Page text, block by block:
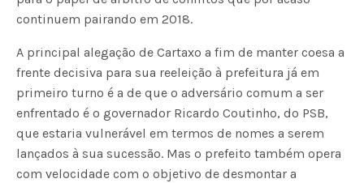
continuem pairando em 2018.
A principal alegação de Cartaxo a fim de manter coesa a
frente decisiva para sua reeleição à prefeitura já em
primeiro turno é a de que o adversário comum a ser
enfrentado é o governador Ricardo Coutinho, do PSB,
que estaria vulnerável em termos de nomes a serem
lançados à sua sucessão. Mas o prefeito também opera
com velocidade com o objetivo de desmontar a